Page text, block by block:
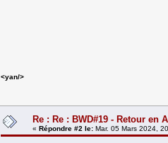
<yan/>
Re : Re : BWD#19 - Retour en
« Répondre #2 le: Mar. 05 Mars 2024,